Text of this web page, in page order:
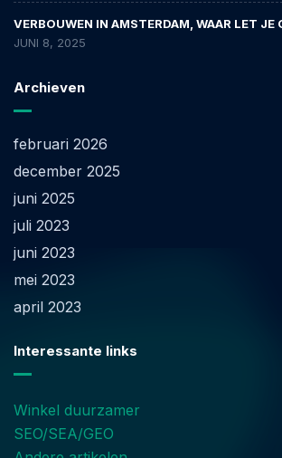
VERBOUWEN IN AMSTERDAM, WAAR LET JE
JUNI 8, 2025
Archieven
februari 2026
december 2025
juni 2025
juli 2023
juni 2023
mei 2023
april 2023
Interessante links
Winkel duurzamer
SEO/SEA/GEO